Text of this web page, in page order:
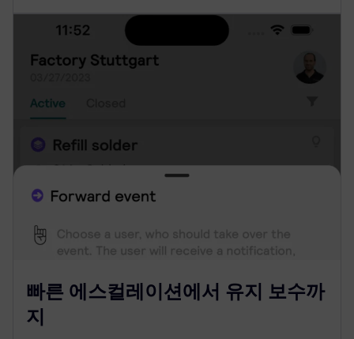
빠른 에스컬레이션에서 유지 보수까
지